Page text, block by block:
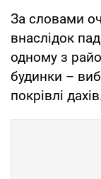
За словами
внаслідок
одному з
будинки –
покрівлі